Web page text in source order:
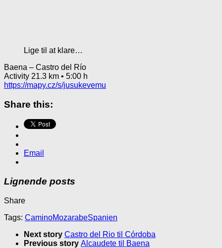
Lige til at klare…
Baena – Castro del Río
Activity 21.3 km • 5:00 h
https://mapy.cz/s/jusukevemu
Share this:
Email
Lignende posts
Share
Tags: CaminoMozarabeSpanien
Next story Castro del Rio til Córdoba
Previous story Alcaudete til Baena